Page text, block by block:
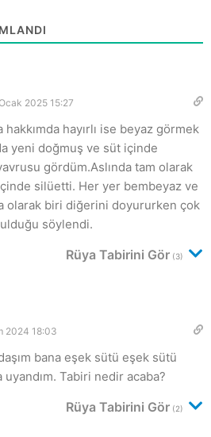
2025 15:27
hayırlı ise beyaz görmek
yeni doğmuş ve süt içinde
gördüm.Aslında tam olarak
silüetti. Her yer bembeyaz ve
olarak biri diğerini doyururken çok
söylendi.
Rüya Tabirini Gör (3)
2024 18:03
bana eşek sütü eşek sütü
uyandım. Tabiri nedir acaba?
Rüya Tabirini Gör (2)